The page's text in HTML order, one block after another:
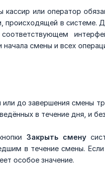
или оператор
происходящей в системе.
смены и всех
до завершения смены
в течение дня, и
Закрыть смену
в течение смены. Если
особое значение.